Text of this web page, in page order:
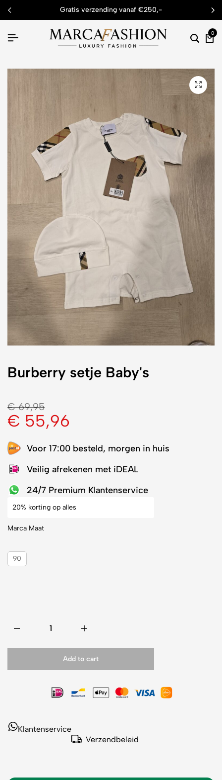
gratis verzending vanaf €250,-
0
Burberry setje Baby's
€69,95
€ 55,96
Voor 17:00 besteld, morgen in huis
Veilig afrekenen met iDEAL
24/7 Premium Klantenservice
20% korting op alles
Marca Maat
90
Add to cart
Klantenservice
Verzendbeleid